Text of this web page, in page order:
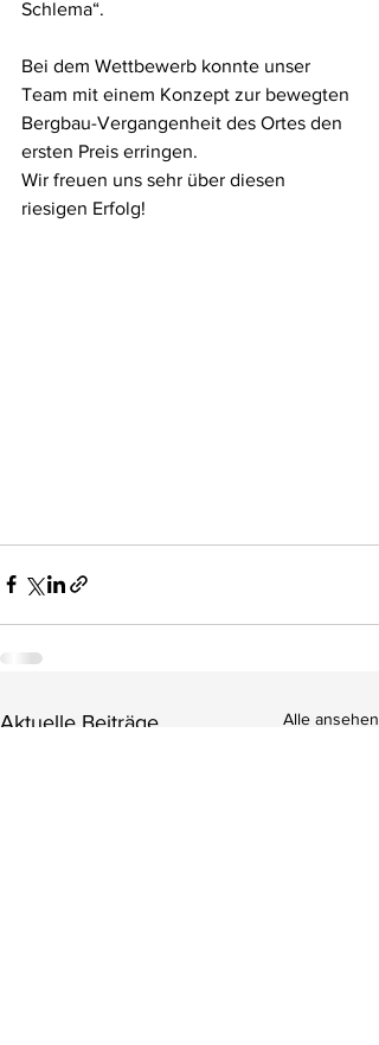
Schlema“.
Bei dem Wettbewerb konnte unser
Team mit einem Konzept zur bewegten
Bergbau-Vergangenheit des Ortes den
ersten Preis erringen.
Wir freuen uns sehr über diesen
riesigen Erfolg!
Aktuelle Beiträge Alle ansehen